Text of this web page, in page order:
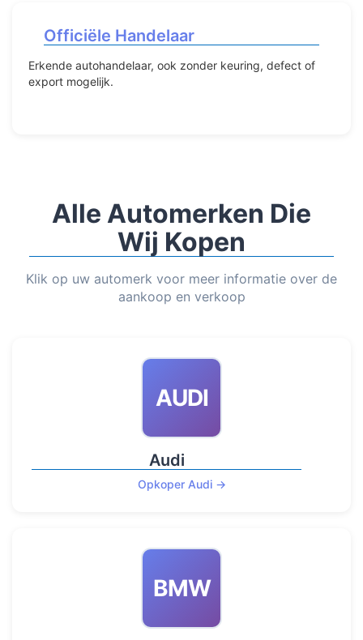
Officiële Handelaar
Erkende autohandelaar, ook zonder keuring, defect of
export mogelijk.
Alle Automerken Die
Wij Kopen
Klik op uw automerk voor meer informatie over de
aankoop en verkoop
AUDI
Audi
Opkoper Audi →
BMW